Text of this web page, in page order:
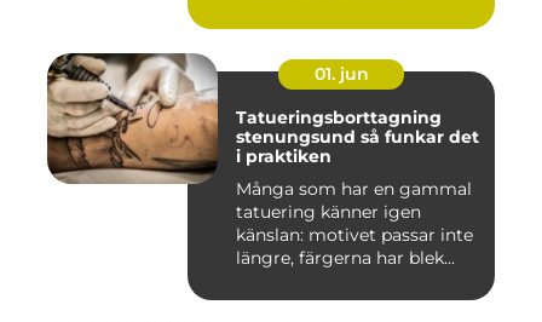
01. jun
Tatueringsborttagning
stenungsund så funkar det
i praktiken
Många som har en gammal
tatuering känner igen
känslan: motivet passar inte
längre, färgerna har blek...